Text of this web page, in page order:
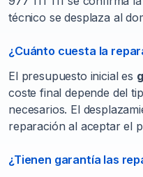
técnico se desplaza al
¿Cuánto cuesta la
El presupuesto inicial es
coste final depende del
necesarios. El
reparación al aceptar el
¿Tienen garantía las